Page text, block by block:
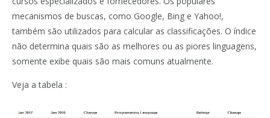
mecanismos de buscas, como Google, Bing e Yahoo!,
também são utilizados para calcular as classificações. O índice
não determina quais são as melhores ou as piores linguagens,
somente exibe quais são mais comuns atualmente.
Veja a tabela :